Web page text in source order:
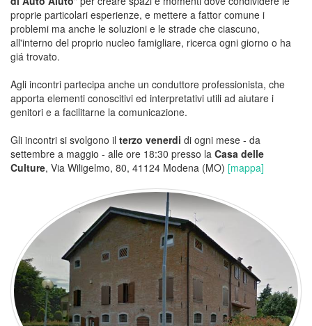
proprie particolari esperienze, e mettere a fattor comune i
problemi ma anche le soluzioni e le strade che ciascuno,
all'interno del proprio nucleo famigliare, ricerca ogni giorno o ha
giá trovato.
Agli incontri partecipa anche un conduttore professionista, che
apporta elementi conoscitivi ed interpretativi utili ad aiutare i
genitori e a facilitarne la comunicazione.
Gli incontri si svolgono il terzo venerdi di ogni mese - da
settembre a maggio - alle ore 18:30 presso la Casa delle
Culture, Via Wiligelmo, 80, 41124 Modena (MO) [mappa]